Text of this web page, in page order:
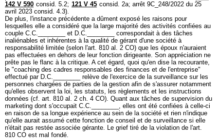
142 V 590 consid. 5.2; 121 V 45 consid. 2a; arrêt 9C_248/2022 du 25
avril 2023 consid. 4.3).
De plus, l'instance précédente a dûment exposé les raisons pour
lesquelles elle a considéré que la large majorité des activités confiées au
couple C.C.________ et D.C.________ correspondait à des tâches
inaliénables et inhérentes à la qualité de gérant d'une société à
responsabilité limitée (selon l'art. 810 al. 2 CO) que les époux n'auraient
pas effectuées en dehors de leur fonction dirigeante. Son appréciation ne
prête pas le flanc à la critique. A cet égard, quoi qu'en dise la recourante,
le "coaching des cadres responsables des finances et de l'entreprise"
effectué par D.C.________ relève de l'exercice de la surveillance sur les
personnes chargées de parties de la gestion afin de s'assurer notamment
qu'elles observent la loi, les statuts, les règlements et les instructions
données (cf. art. 810 al. 2 ch. 4 CO). Quant aux tâches de supervision du
marketing dont s'occupait C.C.________, elles ont été confiées à celle-ci
en raison de sa longue expérience au sein de la société et rien n'indique
qu'elle aurait assumé cette fonction de conseil et de surveillance si elle
n'était pas restée associée gérante. Le grief tiré de la violation de l'art.
810 CO est mal fondé.